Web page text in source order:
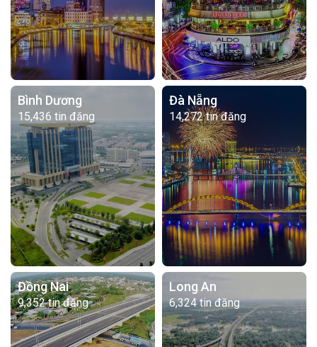
Bình Dương
15,436 tin đăng
Đà Nẵng
14,272 tin đăng
Đồng Nai
9,352 tin đăng
Long An
6,324 tin đăng